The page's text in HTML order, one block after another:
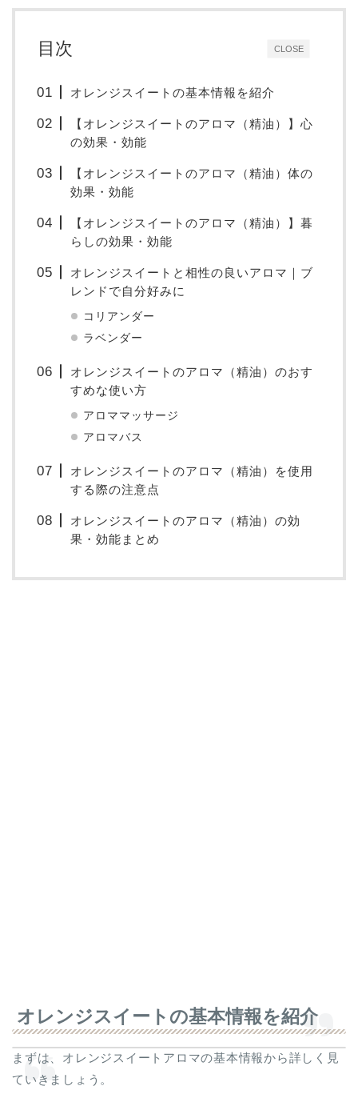
CLOSE
目次
オレンジスイートの基本情報を紹介
【オレンジスイートのアロマ（精油）】心
の効果・効能
【オレンジスイートのアロマ（精油）体の
効果・効能
【オレンジスイートのアロマ（精油）】暮
らしの効果・効能
オレンジスイートと相性の良いアロマ｜ブ
レンドで自分好みに
コリアンダー
ラベンダー
オレンジスイートのアロマ（精油）のおす
すめな使い方
アロママッサージ
アロマバス
オレンジスイートのアロマ（精油）を使用
する際の注意点
オレンジスイートのアロマ（精油）の効
果・効能まとめ
オレンジスイートの基本情報を紹介
まずは、オレンジスイートアロマの基本情報から詳しく見
ていきましょう。